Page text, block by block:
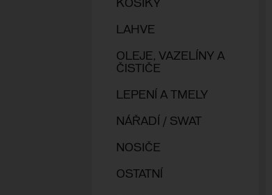
KOŠÍKY
LAHVE
OLEJE, VAZELÍNY A
ČISTIČE
LEPENÍ A TMELY
NÁŘADÍ / SWAT
NOSIČE
OSTATNÍ